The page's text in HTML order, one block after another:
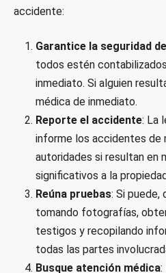
accidente:
Garantice la seguridad
todos estén
inmediato. Si alguien
médica de inmediato.
Reporte el accidente: La
informe los accidentes de
autoridades si resultan en
significativos a la
Reúna pruebas: Si
tomando fotografías,
testigos y recopilando
todas las partes
Busque atención médica: